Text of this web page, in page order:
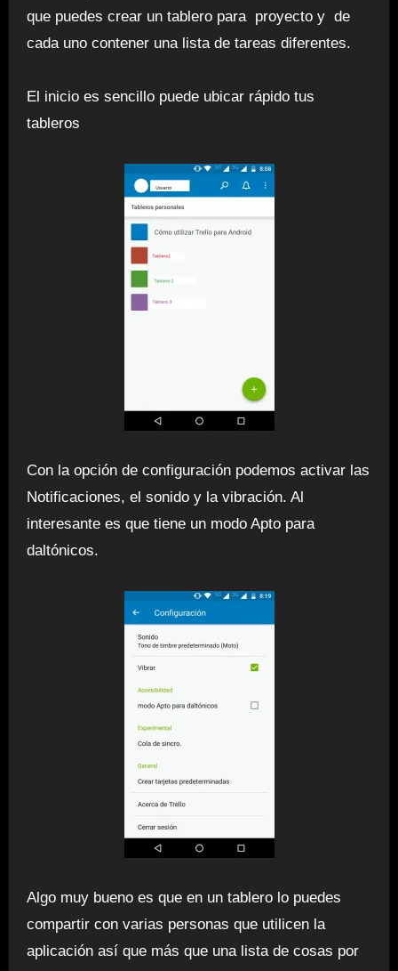
que puedes crear un tablero para proyecto y de
cada uno contener una lista de tareas diferentes.
El inicio es sencillo puede ubicar rápido tus
tableros
Con la opción de configuración podemos activar las
Notificaciones, el sonido y la vibración. Al
interesante es que tiene un modo Apto para
daltónicos.
Algo muy bueno es que en un tablero lo puedes
compartir con varias personas que utilicen la
aplicación así que más que una lista de cosas por